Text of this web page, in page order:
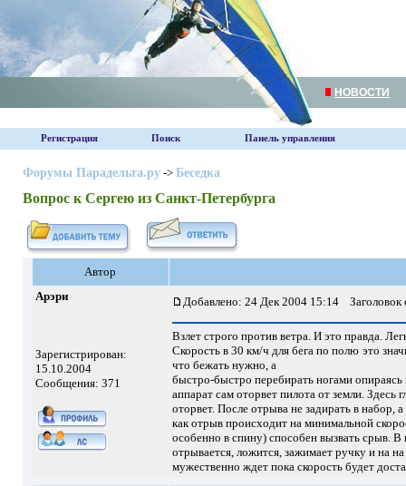
НОВОСТИ
Регистрация Поиск Панель управления
Форумы Парадельта.ру-> Беседка
Вопрос к Сергею из Санкт-Петербурга
Автор
Арэри
Зарегистрирован:
15.10.2004
Сообщения: 371
Добавлено: 24 Дек 2004 15:14 Заголовок
Взлет строго против ветра. И это правда.
Скорость в 30 км/ч для бега по полю это
что бежать нужно, а
быстро-быстро перебирать ногами опираясь
аппарат сам оторвет пилота от земли. Здесь
оторвет. После отрыва не задирать в набор,
как отрыв происходит на минимальной
особенно в спину) способен вызвать срыв. В
отрывается, ложится, зажимает ручку и на
мужественно ждет пока скорость будет